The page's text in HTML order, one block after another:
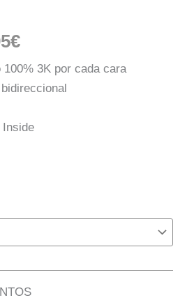
€
3K por cada cara
Inside